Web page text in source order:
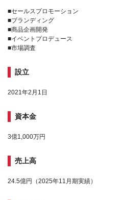
■セールスプロモーション
■ブランディング
■商品企画開発
■イベントプロデュース
■市場調査
設立
2021年2月1日
資本金
3億1,000万円
売上高
24.5億円（2025年11月期実績）